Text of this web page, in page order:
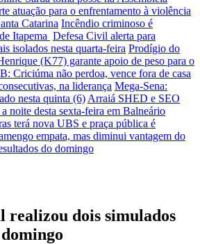
atuação para o enfrentamento à violência
Catarina Incêndio criminoso é
Itapema Defesa Civil alerta para
isolados nesta quarta-feira Prodígio do
(K77) garante apoio de peso para o
Criciúma não perdoa, vence fora de casa
na liderança Mega-Sena:
nesta quinta (6) Arraiá SHED e SEO
noite desta sexta-feira em Balneário
terá nova UBS e praça pública é
empata, mas diminui vantagem do
do domingo
dois simulados